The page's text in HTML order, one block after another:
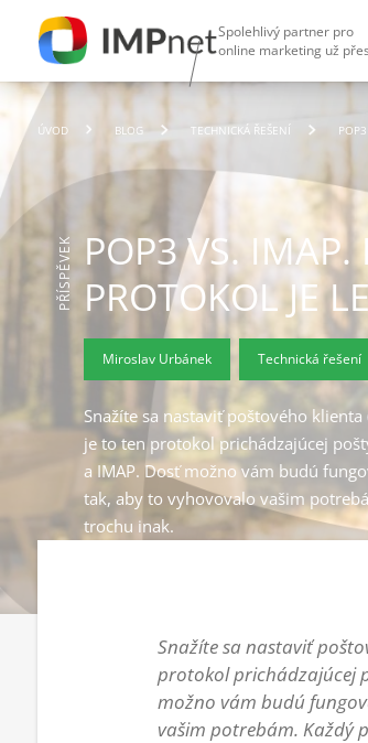
Spolehlivý partner pro
online marketing už
ÚVOD BLOG TECHNICKÁ ŘEŠENÍ
PŘÍSPĚVEK POP3 VS. IMAP.
PROTOKOL JE
Miroslav Urbánek Technická řešení
Snažíte sa nastaviť poštového
je to ten protokol prichádzajúcej
a IMAP. Dosť možno vám budú
tak, aby to vyhovovalo vašim
trochu inak.
Snažíte sa nastaviť
protokol prichádzajúcej
možno vám budú
vašim potrebám. Každý